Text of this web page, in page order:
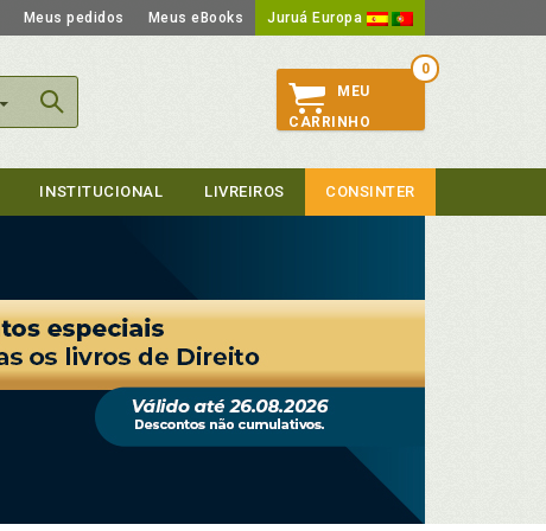
Meus pedidos Meus eBooks Juruá Europa
0
MEU
CARRINHO
INSTITUCIONAL LIVREIROS CONSINTER